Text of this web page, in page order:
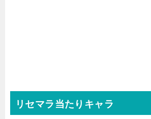
リセマラ当たりキャラ